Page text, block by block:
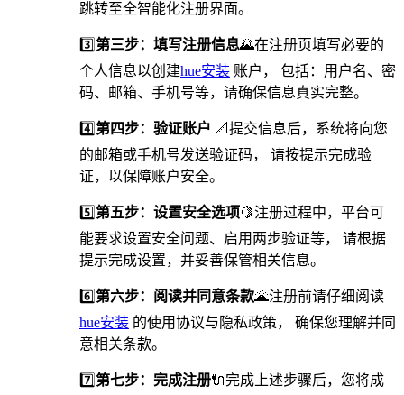
跳转至全智能化注册界面。
3️⃣第三步：填写注册信息🌄在注册页填写必要的
个人信息以创建hue安装 账户， 包括：用户名、密
码、邮箱、手机号等，请确保信息真实完整。
4️⃣第四步：验证账户 📐提交信息后，系统将向您
的邮箱或手机号发送验证码， 请按提示完成验
证，以保障账户安全。
5️⃣第五步：设置安全选项🍋️注册过程中，平台可
能要求设置安全问题、启用两步验证等， 请根据
提示完成设置，并妥善保管相关信息。
6️⃣第六步：阅读并同意条款🌋注册前请仔细阅读
hue安装 的使用协议与隐私政策， 确保您理解并同
意相关条款。
7️⃣第七步：完成注册🔌完成上述步骤后，您将成